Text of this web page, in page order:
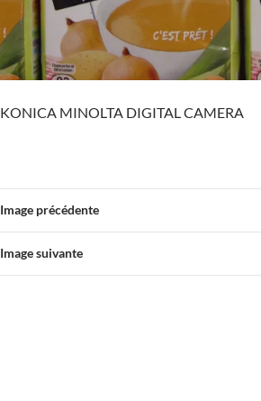
KONICA MINOLTA DIGITAL CAMERA
Image précédente
Image suivante